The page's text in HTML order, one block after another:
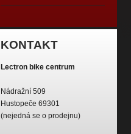
KONTAKT
Lectron bike centrum
Nádražní 509
Hustopeče 69301
(nejedná se o prodejnu)